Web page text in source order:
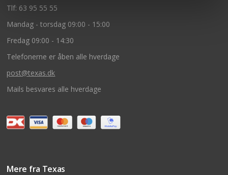
Tlf: 63 95 55 55
Mandag - torsdag 09:00 - 15:00
Fredag 09:00 - 14:30
Telefonerne er åben alle hverdage
post@texas.dk
Mails besvares alle hverdage
Mere fra Texas